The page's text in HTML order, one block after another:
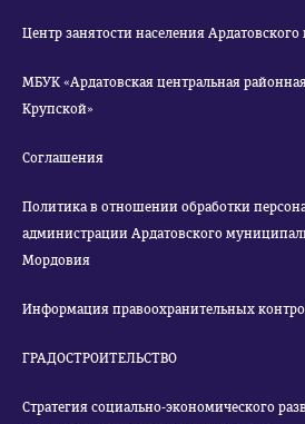
Центр занятости населения
МБУК «Ардатовская центральная
Крупской»
Соглашения
Политика в отношении обработки
администрации Ардатовского
Мордовия
Информация правоохранительных
ГРАДОСТРОИТЕЛЬСТВО
Стратегия социально-экономического